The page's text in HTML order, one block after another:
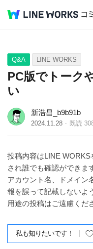
Q&A Tips
Q&A LINE WORKS
PC版でトーク
い
新浩昌_b9b91b
2024.11.28 既読
投稿内容はLINE
され誰でも確認ができま
アカウント名、ドメイン
報を誤って記載しないよ
用途の投稿はご遠慮くだ
私も知りたいです！